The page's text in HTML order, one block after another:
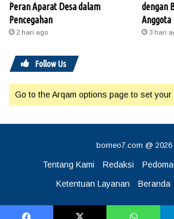
Peran Aparat Desa dalam
Pencegahan
2 hari ago
dengan
Anggota
3 hari
Follow Us
Go to the Arqam options page to set
borneo7.com @ 2026
Tentang Kami Redaksi
Ketentuan Layanan
Beranda